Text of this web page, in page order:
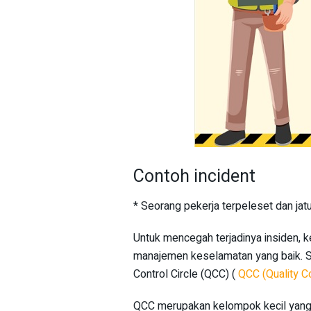
Contoh incident
* Seorang pekerja terpeleset dan
Untuk mencegah terjadinya insiden,
manajemen keselamatan yang
Control Circle (QCC) (QCC (Quality
QCC merupakan kelompok kecil